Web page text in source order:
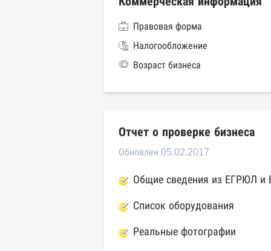
Правовая форма
Налогообложение
Возраст бизнеса
Отчет о проверке бизнеса
Обновлен 05.02.2017
Общие сведения из ЕГРЮЛ и
Список оборудования
Реальные фотографии